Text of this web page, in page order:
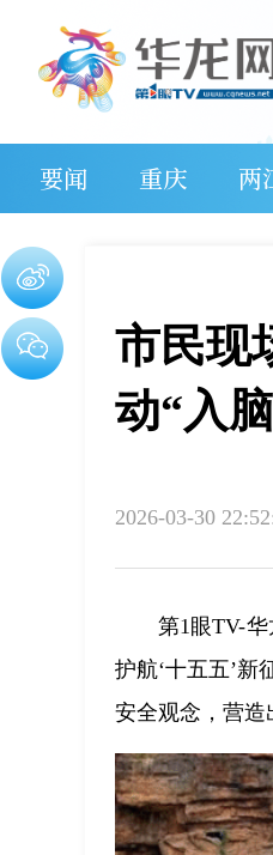
要闻 重庆 两
市民现
动“入
2026-03-30
第1眼TV-
护航‘十五五’
安全观念，营造